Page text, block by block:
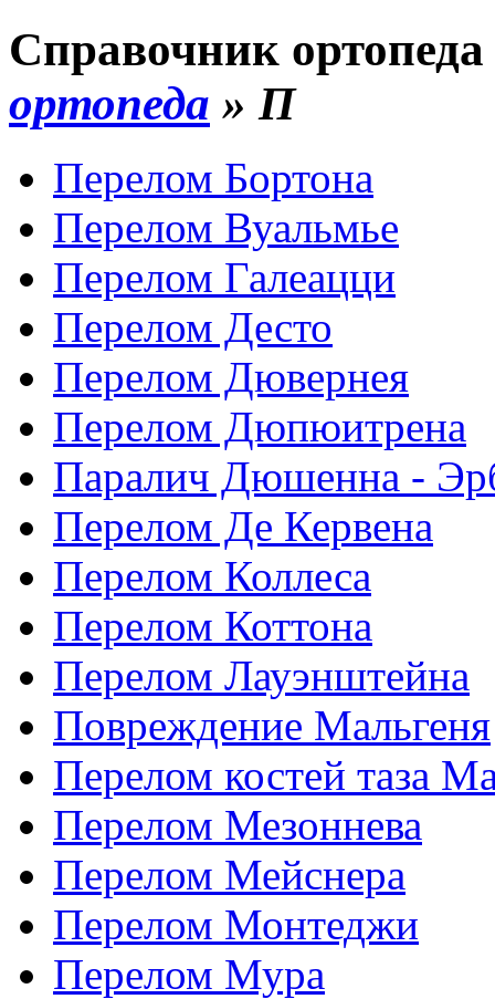
Справочник
ортопеда » П
Перелом Бортона
Перелом Вуальмье
Перелом Галеацци
Перелом Десто
Перелом Дювернея
Перелом Дюпюитрена
Паралич Дюшенна -
Перелом Де Кервена
Перелом Коллеса
Перелом Коттона
Перелом Лауэнштейна
Повреждение Мальгеня
Перелом костей таза
Перелом Мезоннева
Перелом Мейснера
Перелом Монтеджи
Перелом Мура